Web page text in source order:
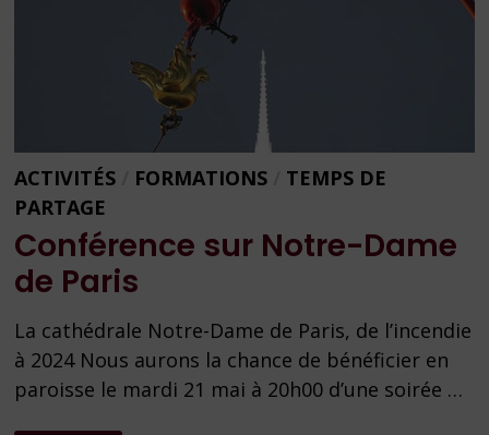
ACTIVITÉS FORMATIONS
TEMPS DE
PARTAGE
Conférence sur Notre-Dame
de Paris
La cathédrale Notre-Dame de Paris, de l’incendie
à 2024 Nous aurons la chance de bénéficier en
paroisse le mardi 21 mai à 20h00 d’une soirée …